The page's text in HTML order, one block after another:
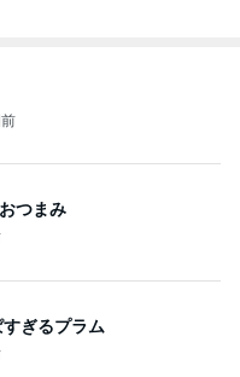
つまみ
ぎるプラム